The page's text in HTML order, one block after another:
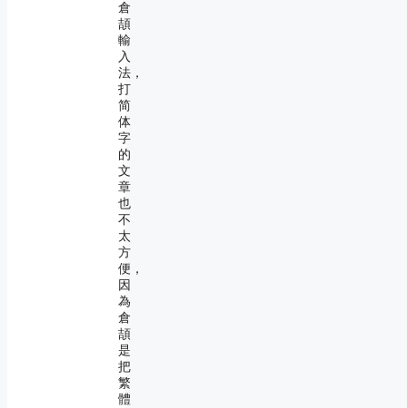
倉
頡
輸
入
法，
打
简
体
字
的
文
章
也
不
太
方
便，
因
為
倉
頡
是
把
繁
體